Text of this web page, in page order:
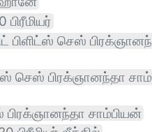
பிரீமியர்
பிளிட்ஸ் செஸ்
செஸ் பிரக்ஞானந்தா
பிரக்ஞானந்தா சாம்பியன்